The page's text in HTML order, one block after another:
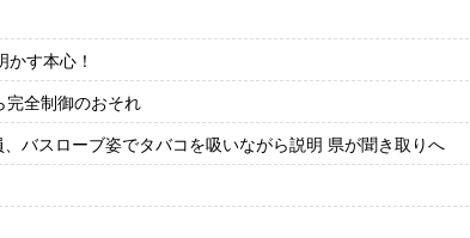
す本心！
完全制御のおそれ
バスローブ姿でタバコを吸いながら説明 県が聞き取りへ